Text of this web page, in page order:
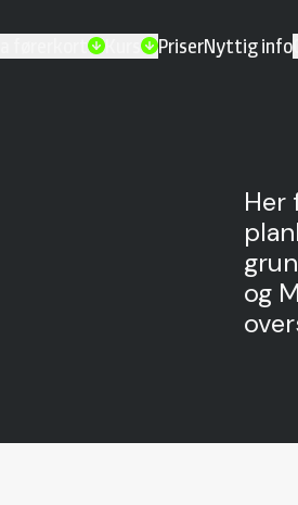
Ta førerkort Kurs PriserNyttig info
Her
og